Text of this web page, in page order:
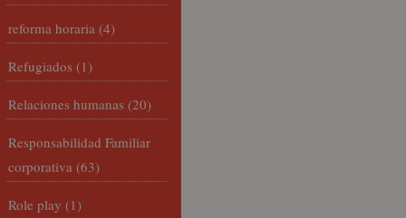
reforma horaria (4)
Refugiados (1)
Relaciones humanas (20)
Responsabilidad Familiar
corporativa (63)
Role play (1)